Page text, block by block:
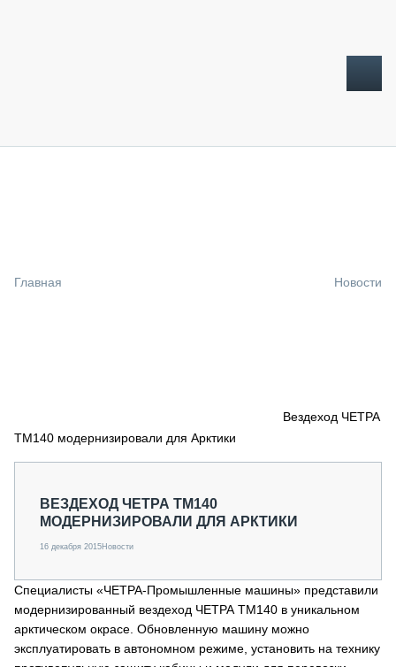
СПЕЦПРОЕКТЫ
О ПРОЕКТЕ
Главная Новости
Вездеход ЧЕТРА
ТМ140 модернизировали для Арктики
ВЕЗДЕХОД ЧЕТРА ТМ140
МОДЕРНИЗИРОВАЛИ ДЛЯ АРКТИКИ
16 декабря 2015Новости
Специалисты «ЧЕТРА-Промышленные машины» представили
модернизированный вездеход ЧЕТРА ТМ140 в уникальном
арктическом окрасе. Обновленную машину можно
эксплуатировать в автономном режиме, установить на технику